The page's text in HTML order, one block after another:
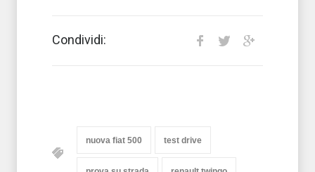
Condividi:
nuova fiat 500 test drive